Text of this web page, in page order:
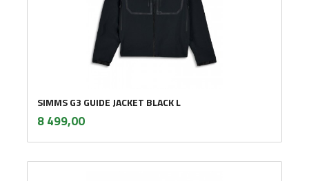
SIMMS G3 GUIDE JACKET BLACK L
Pris
8 499,00mva.